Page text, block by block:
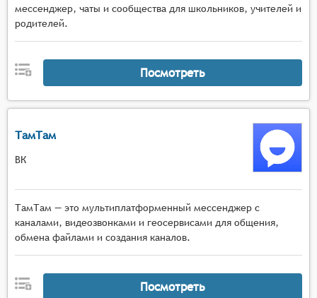
мессенджер, чаты и сообщества для школьников, учителей и
родителей.
Посмотреть
ТамТам
ВК
ТамТам — это мультиплатформенный мессенджер с
каналами, видеозвонками и геосервисами для общения,
обмена файлами и создания каналов.
Посмотреть